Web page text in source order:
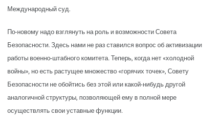
Международный суд.
По-новому надо взглянуть на роль и возможности Совета
Безопасности. Здесь нами не раз ставился вопрос об активизации
работы военно-штабного комитета. Теперь, когда нет «холодной
войны», но есть растущее множество «горячих точек», Совету
Безопасности не обойтись без этой или какой-нибудь другой
аналогичной структуры, позволяющей ему в полной мере
осуществлять свои уставные функции.